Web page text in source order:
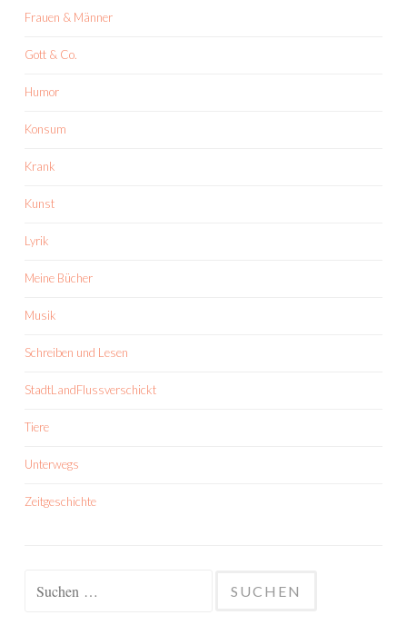
Frauen & Männer
Gott & Co.
Humor
Konsum
Krank
Kunst
Lyrik
Meine Bücher
Musik
Schreiben und Lesen
StadtLandFlussverschickt
Tiere
Unterwegs
Zeitgeschichte